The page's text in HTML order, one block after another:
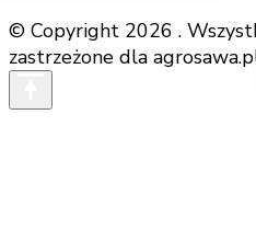
© Copyright 2026 .
zastrzeżone dla